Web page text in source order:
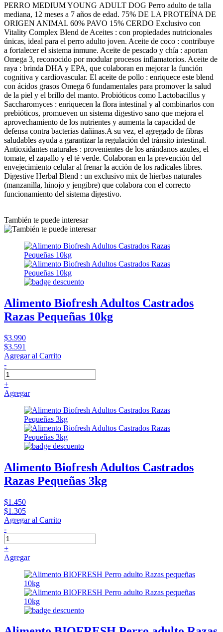
PERRO MEDIUM YOUNG ADULT DOG Perro adulto de talla
mediana, 12 meses a 7 años de edad. 75% DE LA PROTEÍNA DE
ORIGEN ANIMAL 60% PAVO 15% CERDO Exclusivo con
Vitality Complex Blend de Aceites : con propiedades nutricionales
únicas, ideal para el perro adulto joven. Aceite de coco : contribuye
a fortalecer el sistema inmune. Aceite de pescado y chía : aportan
Omega 3, reconocido por modular procesos inflamatorios. Aceite de
raya : brinda DHA y EPA, que colaboran en mejorar la función
cognitiva y cardiovascular. El aceite de pollo : enriquece este blend
con ácidos grasos Omega 6 fundamentales para promover la salud
de la piel y el brillo del manto. Probióticos como Lactobacillus y
Saccharomyces : enriquecen la flora intestinal y al combinarlos con
prebióticos, promueven un sistema digestivo sano que mejora el
aprovechamiento de los nutrientes y aumenta la capacidad de
defensa contra bacterias dañinas.A su vez, el agregado de fibras
saludables ayuda a garantizar la regulación del tránsito intestinal.
Antioxidantes naturales : provenientes de los arándanos azules, el
tomate, el zapallo y el té verde. Colaboran en la prevención del
envejecimiento celular al frenar la acción de los radicales libres.
Digestive Herbal Blend : un exclusivo mix de hierbas naturales
(manzanilla, hinojo y jengibre) que colabora con el correcto
funcionamiento del sistema digestivo.
También te puede interesar
Alimento Biofresh Adultos Castrados
Razas Pequeñas 10kg
$3.990
$3.591
Agregar al Carrito
-
+
Agregar
Alimento Biofresh Adultos Castrados
Razas Pequeñas 3kg
$1.450
$1.305
Agregar al Carrito
-
+
Agregar